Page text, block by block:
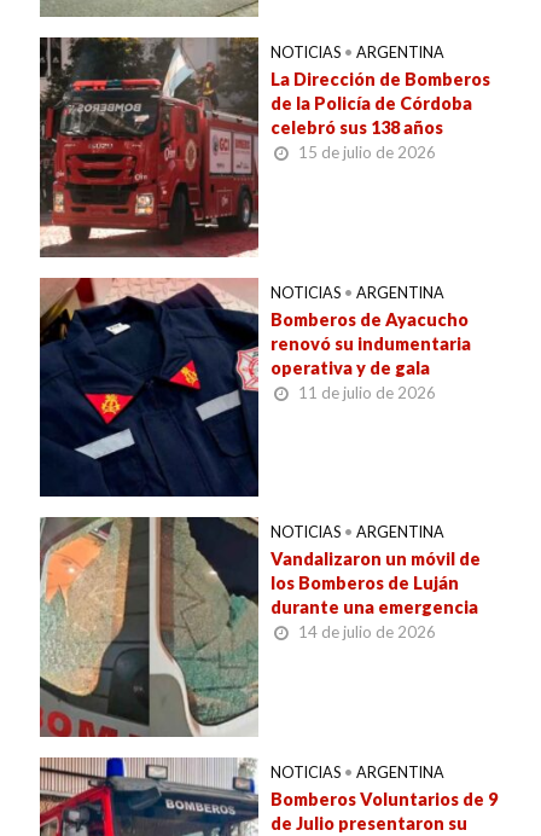
NOTICIAS • ARGENTINA
La Dirección de Bomberos
de la Policía de Córdoba
celebró sus 138 años
15 de julio de 2026
NOTICIAS • ARGENTINA
Bomberos de Ayacucho
renovó su indumentaria
operativa y de gala
11 de julio de 2026
NOTICIAS • ARGENTINA
Vandalizaron un móvil de
los Bomberos de Luján
durante una emergencia
14 de julio de 2026
NOTICIAS • ARGENTINA
Bomberos Voluntarios de 9
de Julio presentaron su